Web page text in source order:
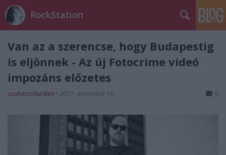
RockStation
Van az a szerencse, hogy Budapestig
is eljönnek - Az új Fotocrime videó
impozáns előzetes
csubeszshuriken • 2017. november 16. 0